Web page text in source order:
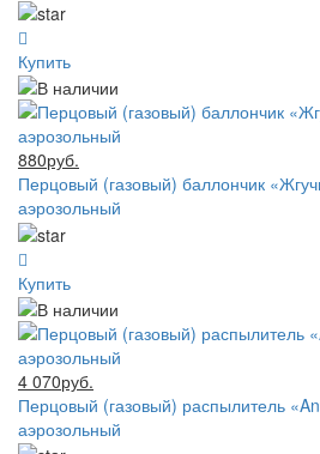
Купить
880руб.
Перцовый (газовый) баллончик
аэрозольный
Купить
4 070руб.
Перцовый (газовый) распылитель
аэрозольный